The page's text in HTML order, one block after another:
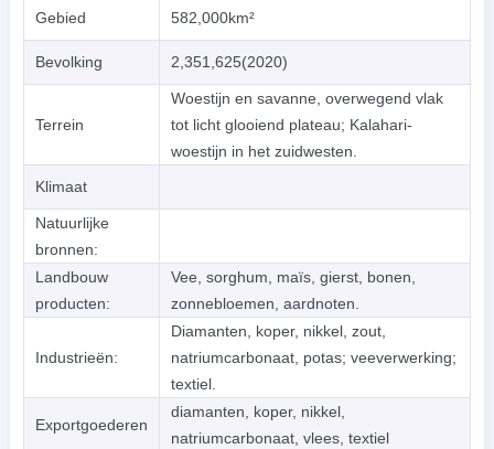
Gebied 582,000km²
Bevolking 2,351,625(2020)
Terrein
Woestijn en savanne, overwegend vlak
tot licht glooiend plateau; Kalahari-
woestijn in het zuidwesten.
Klimaat
Natuurlijke
bronnen:
Landbouw
producten:
Vee, sorghum, maïs, gierst, bonen,
zonnebloemen, aardnoten.
Industrieën:
Diamanten, koper, nikkel, zout,
natriumcarbonaat, potas; veeverwerking;
textiel.
Exportgoederen
diamanten, koper, nikkel,
natriumcarbonaat, vlees, textiel